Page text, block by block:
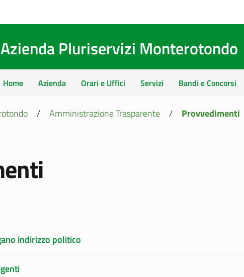
Azienda Pluriservizi Monterotondo
Home Azienda Orari e Uffici Servizi Bandi e Concorsi
/ Amministrazione Trasparente / Provvedimenti
indirizzo politico